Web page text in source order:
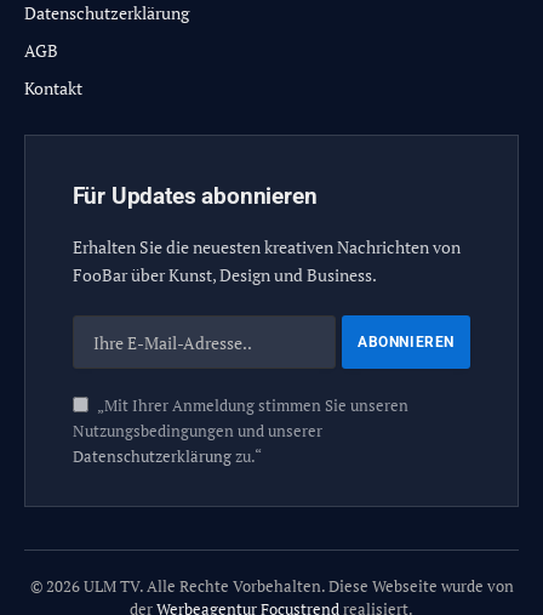
Datenschutzerklärung
AGB
Kontakt
Für Updates abonnieren
Erhalten Sie die neuesten kreativen Nachrichten von
FooBar über Kunst, Design und Business.
„Mit Ihrer Anmeldung stimmen Sie unseren
Nutzungsbedingungen und unserer
Datenschutzerklärungzu.“
© 2026 ULM TV. Alle Rechte Vorbehalten. Diese Webseite wurde von
derWerbeagentur Focustrendrealisiert.